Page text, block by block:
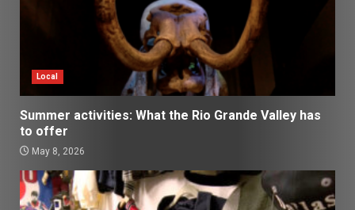
Local
Summer activities: What the Rio Grande Valley has
to offer
May 8, 2026